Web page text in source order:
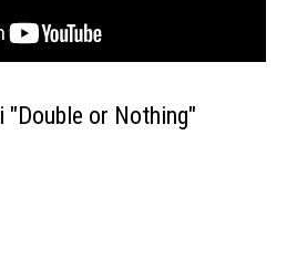
"Double or Nothing"